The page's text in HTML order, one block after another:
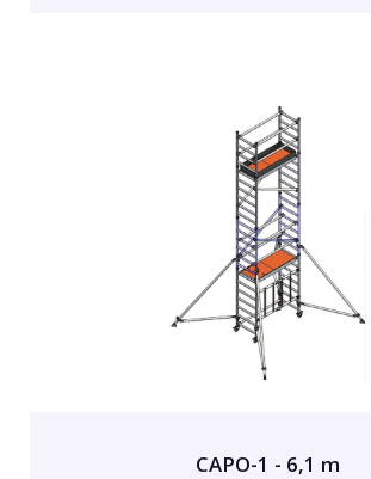
CAPO-1 - 6,1 m